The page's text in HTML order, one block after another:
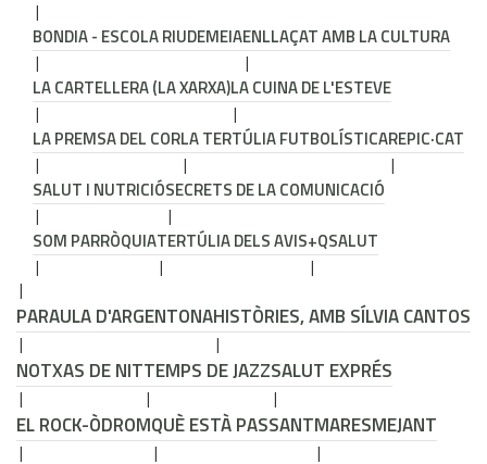
BONDIA - ESCOLA RIUDEMEIAENLLAÇAT AMB LA CULTURA
LA CARTELLERA (LA XARXA)LA CUINA DE L'ESTEVE
LA PREMSA DEL CORLA TERTÚLIA FUTBOLÍSTICAREPIC·CAT
SALUT I NUTRICIÓSECRETS DE LA COMUNICACIÓ
SOM PARRÒQUIATERTÚLIA DELS AVIS+QSALUT
PARAULA D'ARGENTONAHISTÒRIES, AMB SÍLVIA CANTOS
NOTXAS DE NITTEMPS DE JAZZSALUT EXPRÉS
EL ROCK-ÒDROMQUÈ ESTÀ PASSANTMARESMEJANT